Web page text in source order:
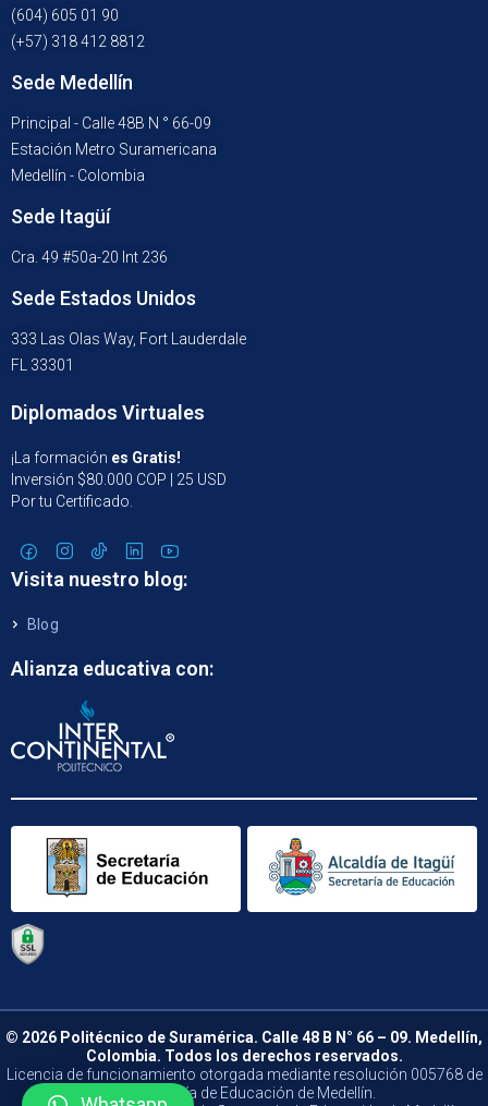
(604) 605 01 90
(+57) 318 412 8812
Sede Medellín
Principal - Calle 48B N ° 66-09
Estación Metro Suramericana
Medellín - Colombia
Sede Itagüí
Cra. 49 #50a-20 Int 236
Sede Estados Unidos
333 Las Olas Way, Fort Lauderdale
FL 33301
Diplomados Virtuales
¡La formación es Gratis!
Inversión $80.000 COP | 25 USD
Por tu Certificado.
Visita nuestro blog:
Blog
Alianza educativa con:
© 2026 Politécnico de Suramérica. Calle 48 B N° 66 – 09. Medellín,
Colombia. Todos los derechos reservados.
Licencia de funcionamiento otorgada mediante resolución 005768 de
la Secretaría de Educación de Medellín.